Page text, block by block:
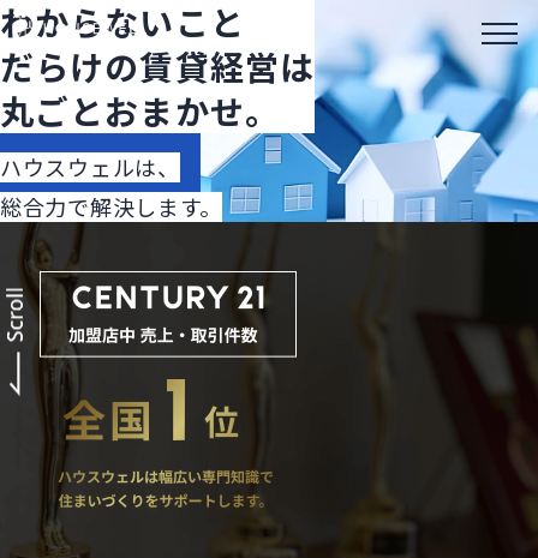
わからないこと
だらけの賃貸経営は
丸ごとおまかせ。
ハウスウェルは、
総合力で解決します。